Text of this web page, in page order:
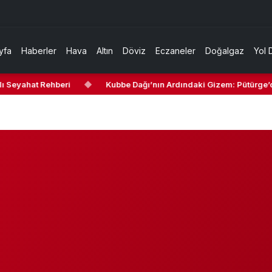
Haberler Hava Altın Döviz Eczaneler Doğalgaz Yol
Rehberi ◆ Kubbe Dağı’nın Ardındaki Gizem: